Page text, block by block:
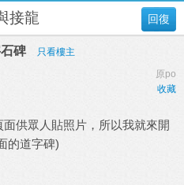
回復
接龍
碑
只看樓主
原po
收藏
供眾人貼照片，所以我就來開
的道字碑)